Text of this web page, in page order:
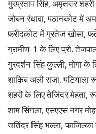
गुरप्रताप सिंह, अमृतसर
जोबन रंधावा, पठानकोट में
फरीदकोट में गुरतेज खोसा,
ग्रामीण-1 के लिए प्रो.
गुरदर्शन सिंह कुल्ली, मोगा के
शाकिब अली राजा,
शहरी के लिए तेजिंदर मेहता,
शाम सिंगला, एसएएस नगर
जतिंदर सिंह भल्ला,